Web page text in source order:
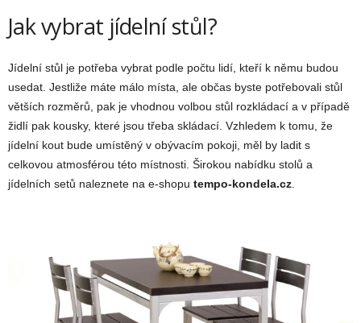
Jak vybrat jídelní stůl?
Jídelní stůl je potřeba vybrat podle počtu lidí, kteří k němu budou
usedat. Jestliže máte málo místa, ale občas byste potřebovali stůl
větších rozměrů, pak je vhodnou volbou stůl rozkládací a v případě
židlí pak kousky, které jsou třeba skládací. Vzhledem k tomu, že
jídelní kout bude umístěný v obývacím pokoji, měl by ladit s
celkovou atmosférou této místnosti. Širokou nabídku stolů a
jídelních setů naleznete na e-shopu tempo-kondela.cz.